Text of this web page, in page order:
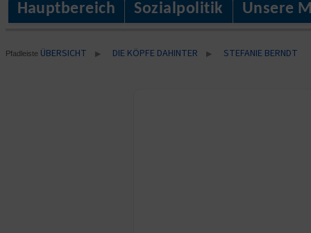
Hauptbereich Sozialpolitik Unsere
Pfadleiste ÜBERSICHT ▶ DIE KÖPFE DAHINTER ▶ STEFANIE BERNDT